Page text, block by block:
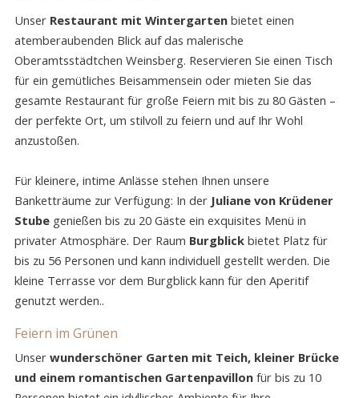
Unser Restaurant mit Wintergarten bietet einen
atemberaubenden Blick auf das malerische
Oberamtsstädtchen Weinsberg. Reservieren Sie einen Tisch
für ein gemütliches Beisammensein oder mieten Sie das
gesamte Restaurant für große Feiern mit bis zu 80 Gästen –
der perfekte Ort, um stilvoll zu feiern und auf Ihr Wohl
anzustoßen.
Für kleinere, intime Anlässe stehen Ihnen unsere
Banketträume zur Verfügung: In der Juliane von Krüdener
Stube genießen bis zu 20 Gäste ein exquisites Menü in
privater Atmosphäre. Der Raum Burgblick bietet Platz für
bis zu 56 Personen und kann individuell gestellt werden. Die
kleine Terrasse vor dem Burgblick kann für den Aperitif
genutzt werden..
Feiern im Grünen
Unserwunderschöner Garten mit Teich, kleiner Brücke
und einem romantischen Gartenpavillon für bis zu 10